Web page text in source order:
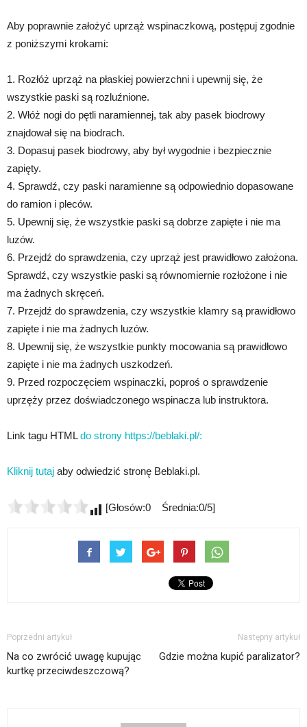
Aby poprawnie założyć uprząż wspinaczkową, postępuj zgodnie
z poniższymi krokami:
1. Rozłóż uprząż na płaskiej powierzchni i upewnij się, że
wszystkie paski są rozluźnione.
2. Włóż nogi do pętli naramiennej, tak aby pasek biodrowy
znajdował się na biodrach.
3. Dopasuj pasek biodrowy, aby był wygodnie i bezpiecznie
zapięty.
4. Sprawdź, czy paski naramienne są odpowiednio dopasowane
do ramion i pleców.
5. Upewnij się, że wszystkie paski są dobrze zapięte i nie ma
luzów.
6. Przejdź do sprawdzenia, czy uprząż jest prawidłowo założona.
Sprawdź, czy wszystkie paski są równomiernie rozłożone i nie
ma żadnych skręceń.
7. Przejdź do sprawdzenia, czy wszystkie klamry są prawidłowo
zapięte i nie ma żadnych luzów.
8. Upewnij się, że wszystkie punkty mocowania są prawidłowo
zapięte i nie ma żadnych uszkodzeń.
9. Przed rozpoczęciem wspinaczki, poproś o sprawdzenie
uprzęży przez doświadczonego wspinacza lub instruktora.
Link tagu HTMLdo strony https://beblaki.pl/:
Kliknij tutaj aby odwiedzić stronę Beblaki.pl.
[Głosów:0 Średnia:0/5]
Poprzedni artykuł
Na co zwrócić uwagę kupując
kurtkę przeciwdeszczową?
Następny artykuł
Gdzie można kupić paralizator?